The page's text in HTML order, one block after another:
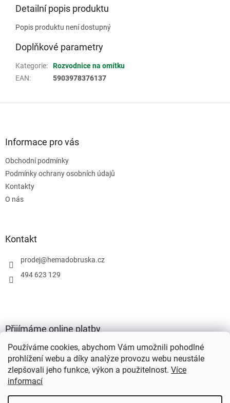
Používáme cookies, abychom Vám umožnili pohodlné
prohlížení webu a díky analýze provozu webu neustále
zlepšovali jeho funkce, výkon a použitelnost. Více
informací
Detailní popis produktu
Popis produktu není dostupný
Doplňkové parametry
Kategorie:
Rozvodnice na omítku
EAN: 5903978376137
Informace pro vás
Obchodní podmínky
Podmínky ochrany osobních údajů
Kontakty
O nás
Kontakt
prodej@hemadobruska.cz
494 623 129
Přijímáme online platby